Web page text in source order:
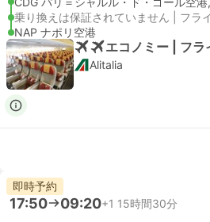
乗り換えは保証されていません | フラ
NAP ナポリ空港
エコノミー | フ
Alitalia
即時予約
17:50 09:20+1 15時間30分